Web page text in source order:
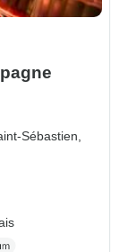
Sébastien,